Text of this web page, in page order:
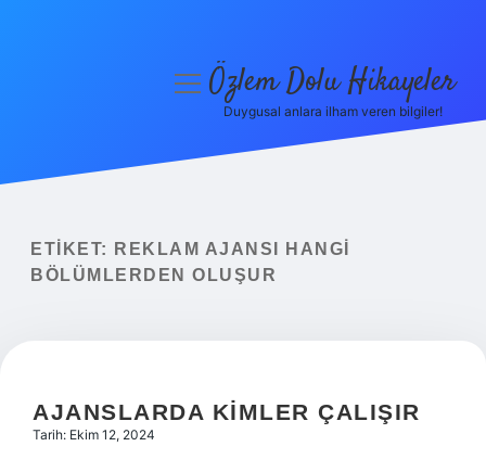
Yasal Uyarı
menüyüÖzlem Dolu Hikayeler
Duygusal anlara ilham veren bilgiler!
ETIKET:
REKLAM AJANSI HANGI
BÖLÜMLERDEN OLUŞUR
AJANSLARDA KIMLER ÇALIŞIR
Tarih: Ekim 12, 2024